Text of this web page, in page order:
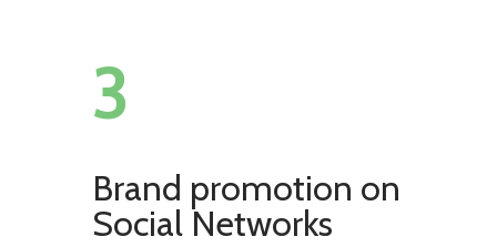
3
Brand promotion on
Social Networks